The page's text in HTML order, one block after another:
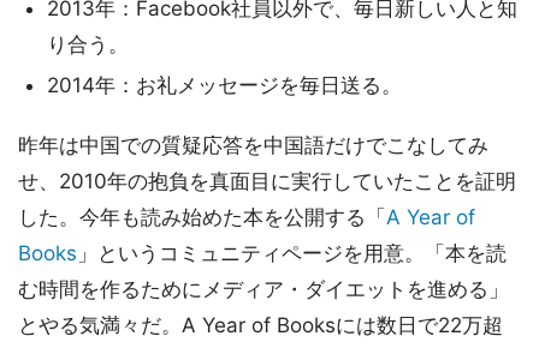
2013年：Facebook社員以外で、毎日新しい人と知
り合う。
2014年：お礼メッセージを毎日送る。
昨年は中国での質疑応答を中国語だけでこなしてみ
せ、2010年の抱負を真面目に実行していたことを証明
した。今年も読み始めた本を公開する「 A Year of
Books 」というコミュニティページを用意。「本を読
む時間を作るためにメディア・ダイエットを進める」
とやる気満々だ。A Year of Booksには数日で22万超